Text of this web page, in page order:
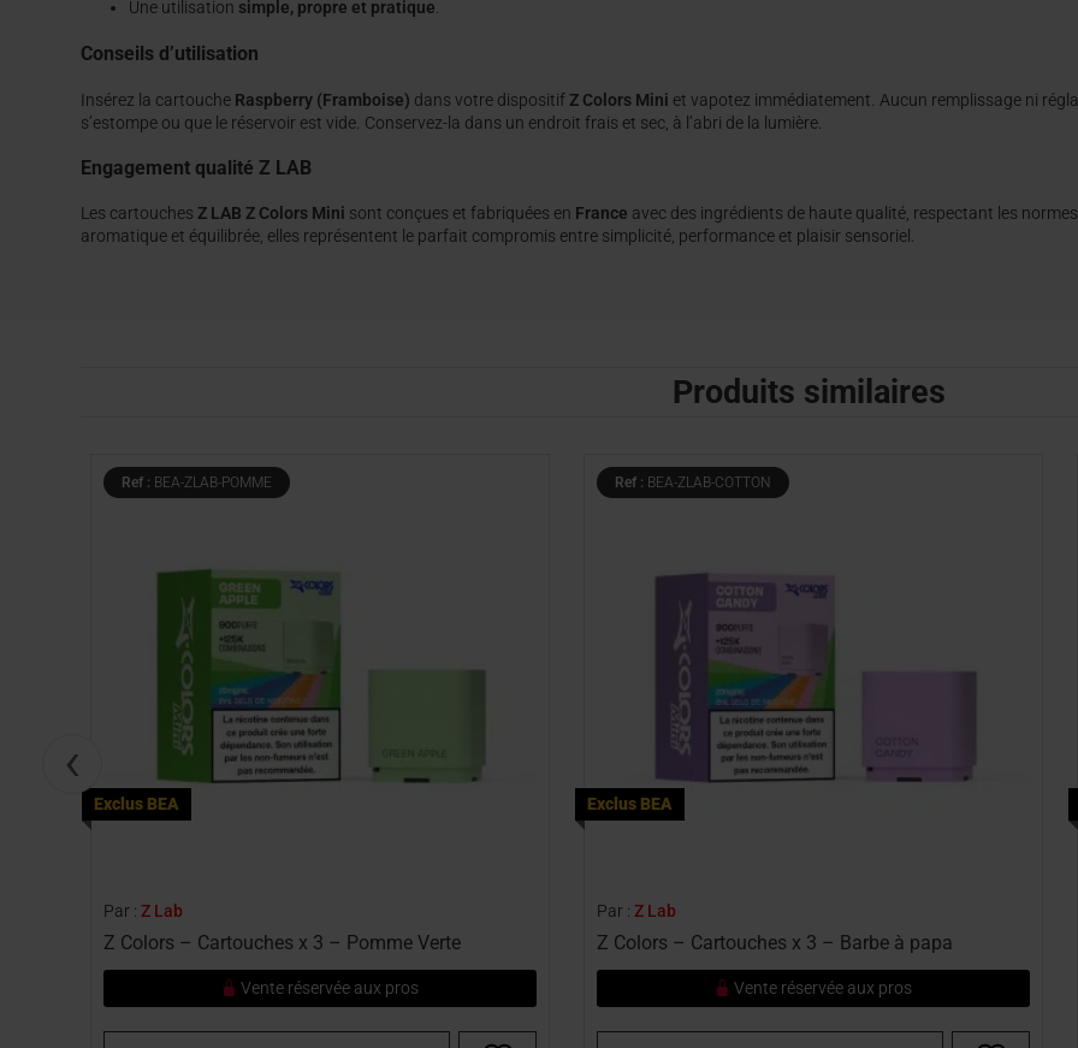
Une utilisation simple, propre et pratique
Conseils d’utilisation
Insérez la cartouche Raspberry (Framboise) dans votre dispositif Z Colors Mini et vapotez immédiatement. Aucun remplissage ni
s’estompe ou que le réservoir est vide. Conservez-la dans un endroit frais et sec, à l’abri de la lumière.
Engagement qualité Z LAB
Les cartouches Z LAB Z Colors Mini sont conçues et fabriquées en France avec des ingrédients de haute qualité, respectant les
aromatique et équilibrée, elles représentent le parfait compromis entre simplicité, performance et plaisir sensoriel.
Produits similaires
Ref : BEA-ZLAB-POMME
Exclus BEA
Par : Z Lab
Z Colors – Cartouches x 3 – Pomme Verte
Vente réservée aux pros
Ref : BEA-ZLAB-COTTON
Exclus BEA
Par : Z Lab
Z Colors – Cartouches x 3 – Barbe à papa
Vente réservée aux pros
‹